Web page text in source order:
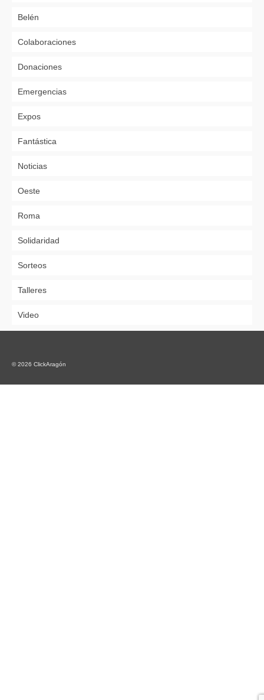
Belén
Colaboraciones
Donaciones
Emergencias
Expos
Fantástica
Noticias
Oeste
Roma
Solidaridad
Sorteos
Talleres
Video
© 2026 ClickAragón